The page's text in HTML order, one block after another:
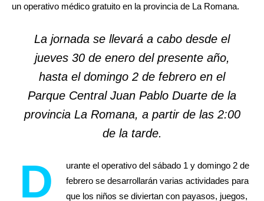
un operativo médico gratuito en la provincia de La Romana.
La jornada se llevará a cabo desde el
jueves 30 de enero del presente año,
hasta el domingo 2 de febrero en el
Parque Central Juan Pablo Duarte de la
provincia La Romana, a partir de las 2:00
de la tarde.
D
urante el operativo del sábado 1 y domingo 2 de
febrero se desarrollarán varias actividades para
que los niños se diviertan con payasos, juegos,